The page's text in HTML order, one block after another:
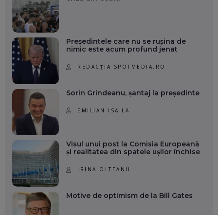
Președintele care nu se rușina de
nimic este acum profund jenat
REDACȚIA SPOTMEDIA.RO
Sorin Grindeanu, șantaj la președinte
EMILIAN ISAILĂ
Visul unui post la Comisia Europeană
și realitatea din spatele ușilor închise
IRINA OLTEANU
Motive de optimism de la Bill Gates